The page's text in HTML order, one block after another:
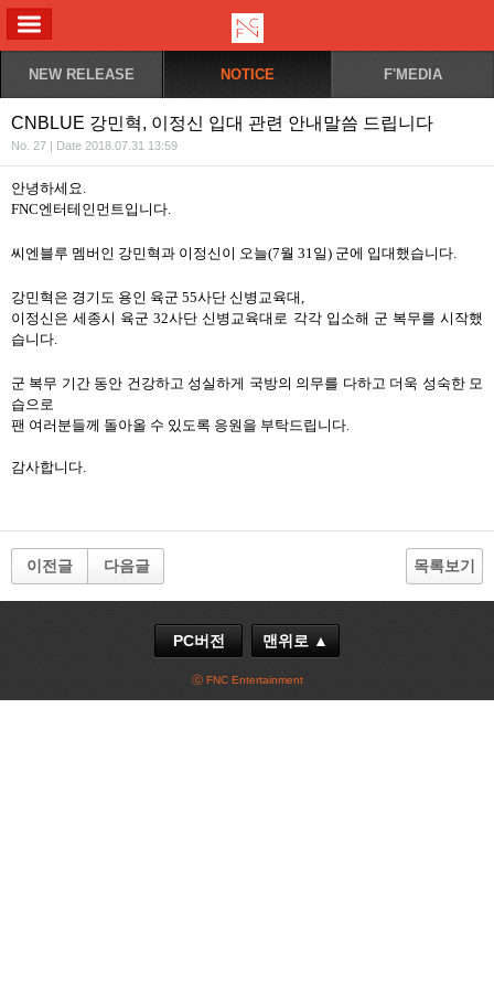
NEW RELEASE NOTICE F'MEDIA
CNBLUE 강민혁, 이정신 입대 관련 안내말씀 드립니다
No. 27 | Date 2018.07.31 13:59
안녕하세요.
FNC엔터테인먼트입니다.
씨엔블루 멤버인 강민혁과 이정신이 오늘(7월 31일) 군에 입대했습니다.
강민혁은 경기도 용인 육군 55사단 신병교육대,
이정신은 세종시 육군 32사단 신병교육대로 각각 입소해 군 복무를 시작했
습니다.
군 복무 기간 동안 건강하고 성실하게 국방의 의무를 다하고 더욱 성숙한 모
습으로
팬 여러분들께 돌아올 수 있도록 응원을 부탁드립니다.
감사합니다.
이전글 다음글 목록보기
PC버전 맨위로 ▲
ⓒ FNC Entertainment